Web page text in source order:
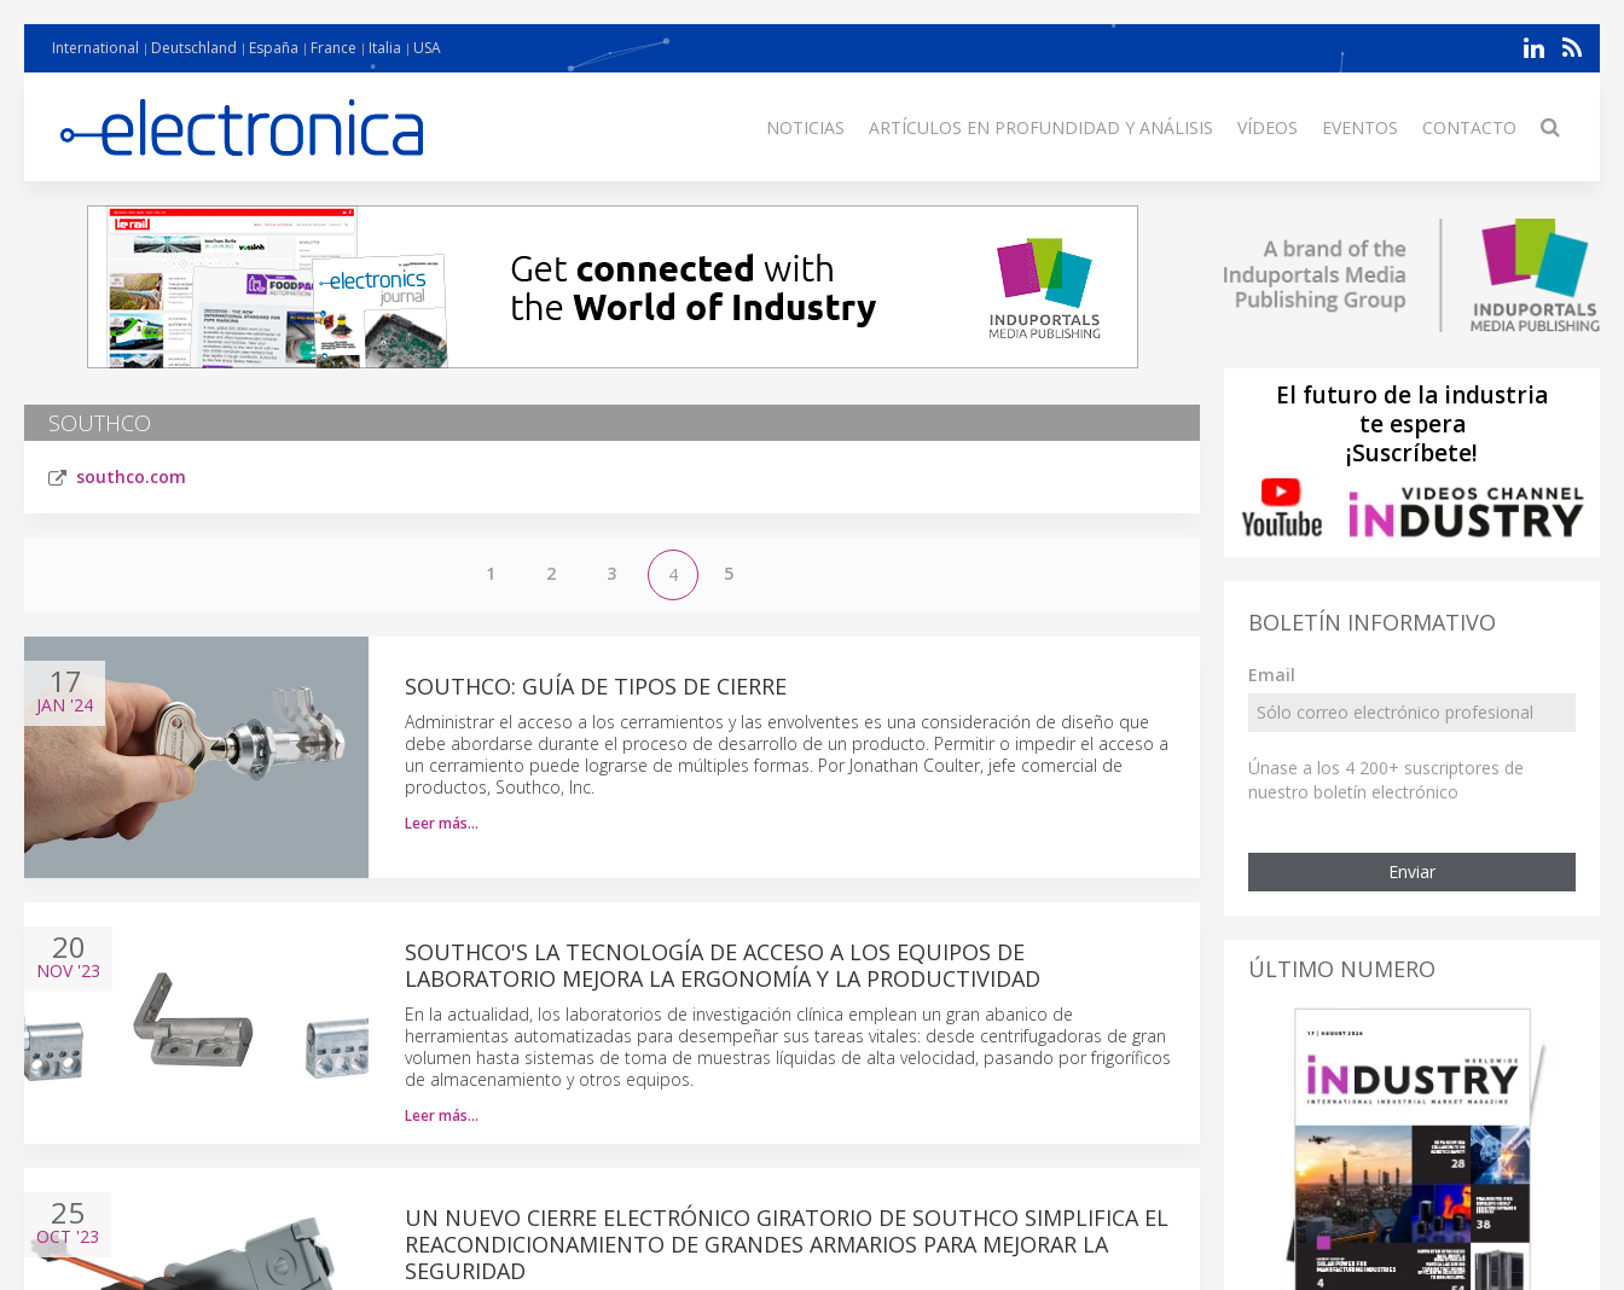
International Deutschland España France Italia USA
NOTICIAS ARTÍCULOS EN PROFUNDIDAD Y ANÁLISIS VÍDEOS EVENTOS CONTACTO
SOUTHCO
southco.com
1 2 3 4 5
17
JAN '24
SOUTHCO: GUÍA DE TIPOS DE CIERRE
Administrar el acceso a los cerramientos y las envolventes es una consideración de diseño que
debe abordarse durante el proceso de desarrollo de un producto. Permitir o impedir el acceso a
un cerramiento puede lograrse de múltiples formas. Por Jonathan Coulter, jefe comercial de
productos, Southco, Inc.
Leer más…
20
NOV'23
SOUTHCO'S LA TECNOLOGÍA DE ACCESO A LOS EQUIPOS DE
LABORATORIO MEJORA LA ERGONOMÍA Y LA PRODUCTIVIDAD
En la actualidad, los laboratorios de investigación clínica emplean un gran abanico de
herramientas automatizadas para desempeñar sus tareas vitales: desde centrifugadoras de gran
volumen hasta sistemas de toma de muestras líquidas de alta velocidad, pasando por frigoríficos
de almacenamiento y otros equipos.
Leer más…
25
OCT '23
UN NUEVO CIERRE ELECTRÓNICO GIRATORIO DE SOUTHCO SIMPLIFICA EL
REACONDICIONAMIENTO DE GRANDES ARMARIOS PARA MEJORAR LA
SEGURIDAD
El futuro de la industria
te espera
¡Suscríbete!
BOLETÍN INFORMATIVO
Email
Únase a los 4 200+ suscriptores de
nuestro boletín electrónico
Enviar
ÚLTIMO NUMERO